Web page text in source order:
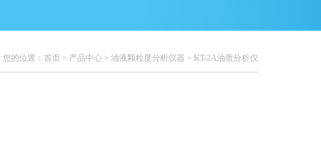
您的位置： 首页 > 产品中心 > 油液颗粒度分析仪器 > KT-2A油质分析仪